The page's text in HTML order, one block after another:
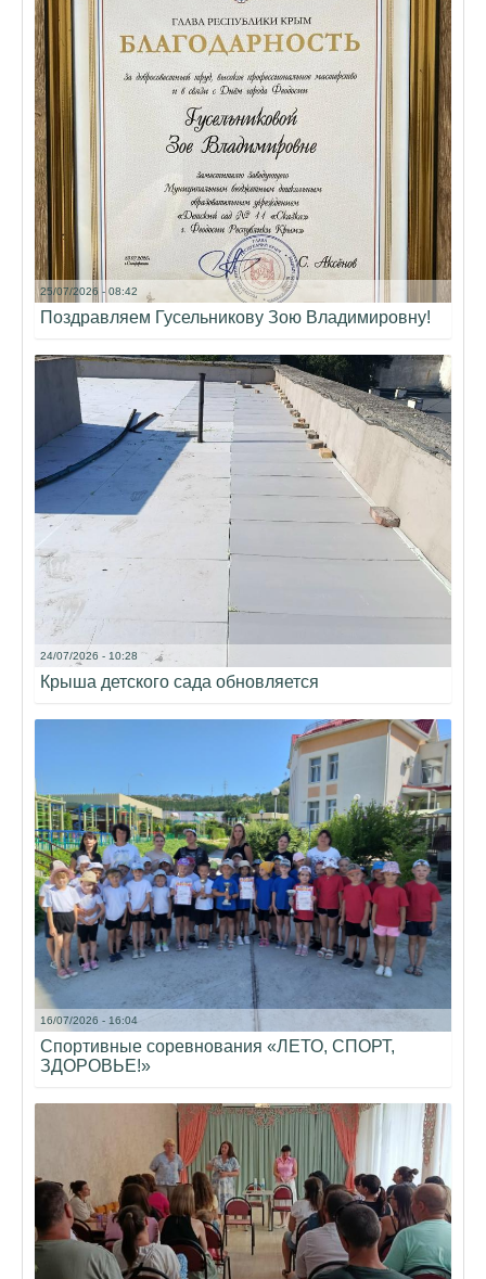
25/07/2026 - 08:42
Поздравляем Гусельникову Зою Владимировну!
24/07/2026 - 10:28
Крыша детского сада обновляется
16/07/2026 - 16:04
Спортивные соревнования «ЛЕТО, СПОРТ,
ЗДОРОВЬЕ!»